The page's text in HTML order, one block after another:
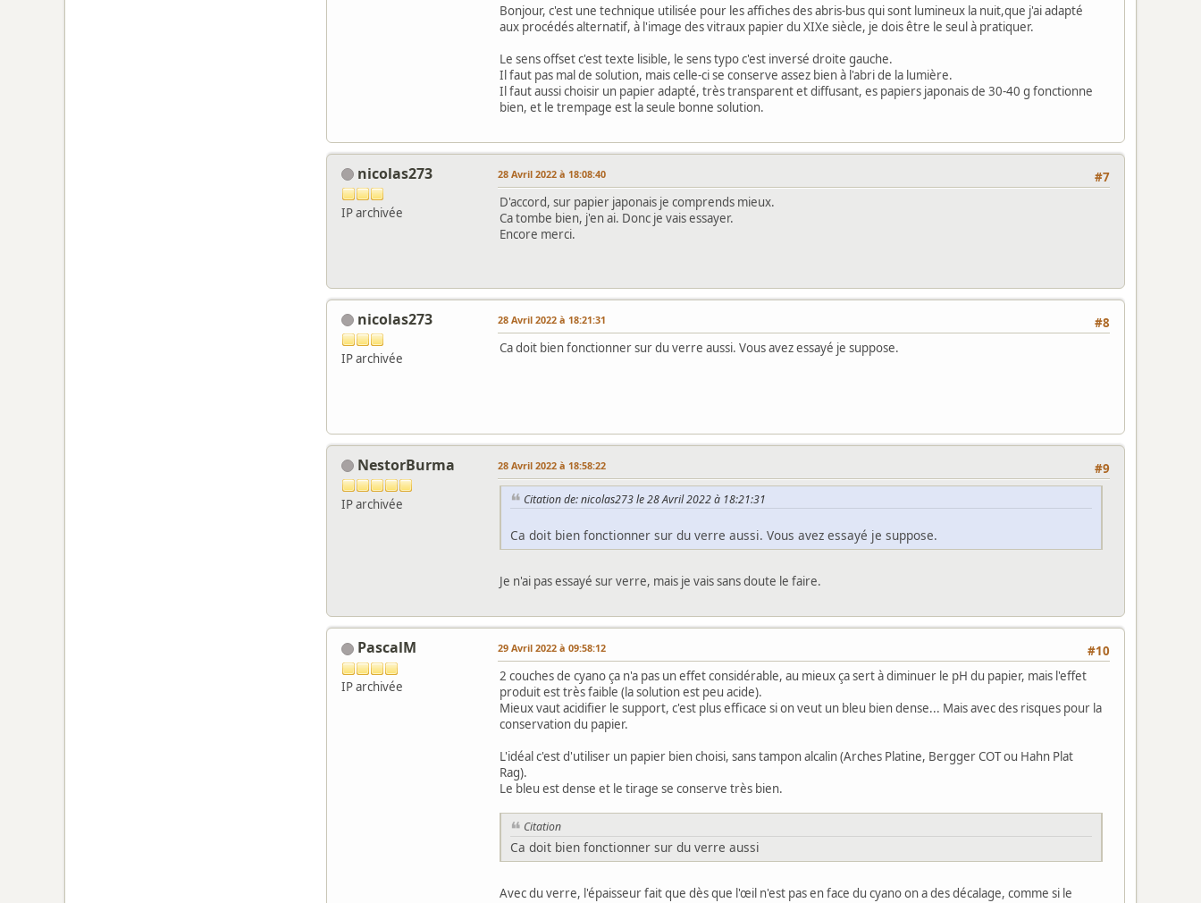
Bonjour, c'est une technique utilisée pour les affiches des abris-bus qui sont lumineux la nuit,que j'ai adapté
aux procédés alternatif, à l'image des vitraux papier du XIXe siècle, je dois être le seul à pratiquer.
Le sens offset c'est texte lisible, le sens typo c'est inversé droite gauche.
Il faut pas mal de solution, mais celle-ci se conserve assez bien à l'abri de la lumière.
Il faut aussi choisir un papier adapté, très transparent et diffusant, es papiers japonais de 30-40 g fonctionne
bien, et le trempage est la seule bonne solution.
nicolas273
IP archivée
#7
28 Avril 2022 à 18:08:40
D'accord, sur papier japonais je comprends mieux.
Ca tombe bien, j'en ai. Donc je vais essayer.
Encore merci.
nicolas273
IP archivée
#8
28 Avril 2022 à 18:21:31
Ca doit bien fonctionner sur du verre aussi. Vous avez essayé je suppose.
NestorBurma
IP archivée
#9
28 Avril 2022 à 18:58:22
Citation de: nicolas273 le 28 Avril 2022 à 18:21:31
Ca doit bien fonctionner sur du verre aussi. Vous avez essayé je suppose.
Je n'ai pas essayé sur verre, mais je vais sans doute le faire.
PascalM
IP archivée
#10
29 Avril 2022 à 09:58:12
2 couches de cyano ça n'a pas un effet considérable, au mieux ça sert à diminuer le pH du papier, mais l'effet
produit est très faible (la solution est peu acide).
Mieux vaut acidifier le support, c'est plus efficace si on veut un bleu bien dense... Mais avec des risques pour la
conservation du papier.
L'idéal c'est d'utiliser un papier bien choisi, sans tampon alcalin (Arches Platine, Bergger COT ou Hahn Plat
Rag).
Le bleu est dense et le tirage se conserve très bien.
Citation
Ca doit bien fonctionner sur du verre aussi
Avec du verre, l'épaisseur fait que dès que l'œil n'est pas en face du cyano on a des décalage, comme si le